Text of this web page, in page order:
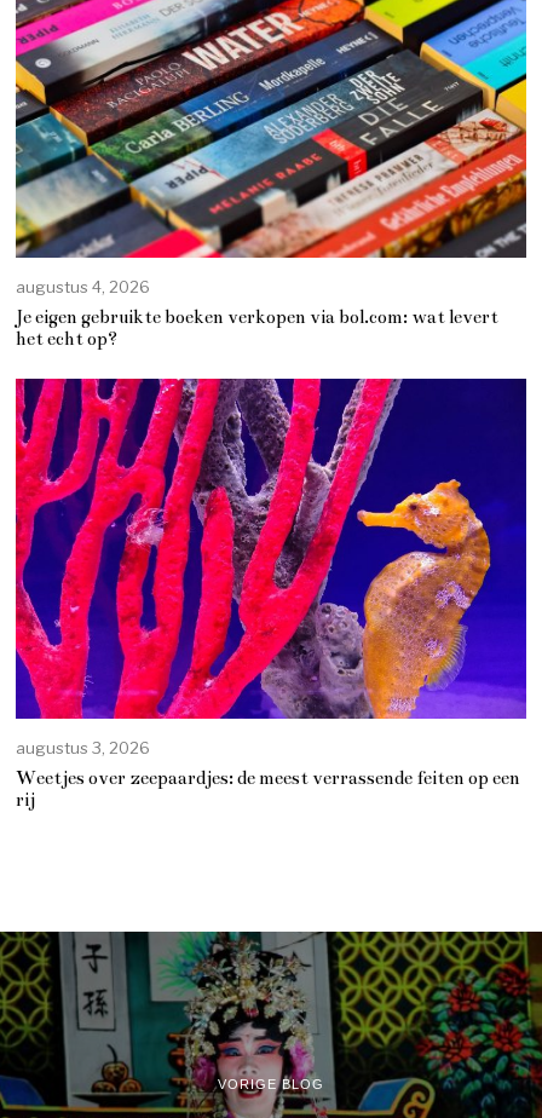
augustus 4, 2026
Je eigen gebruikte boeken verkopen via bol.com: wat levert
het echt op?
augustus 3, 2026
Weetjes over zeepaardjes: de meest verrassende feiten op een
rij
VORIGE BLOG